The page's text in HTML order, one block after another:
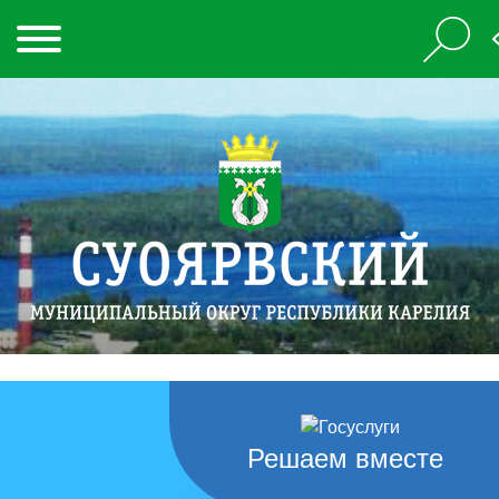
Решаем вместе